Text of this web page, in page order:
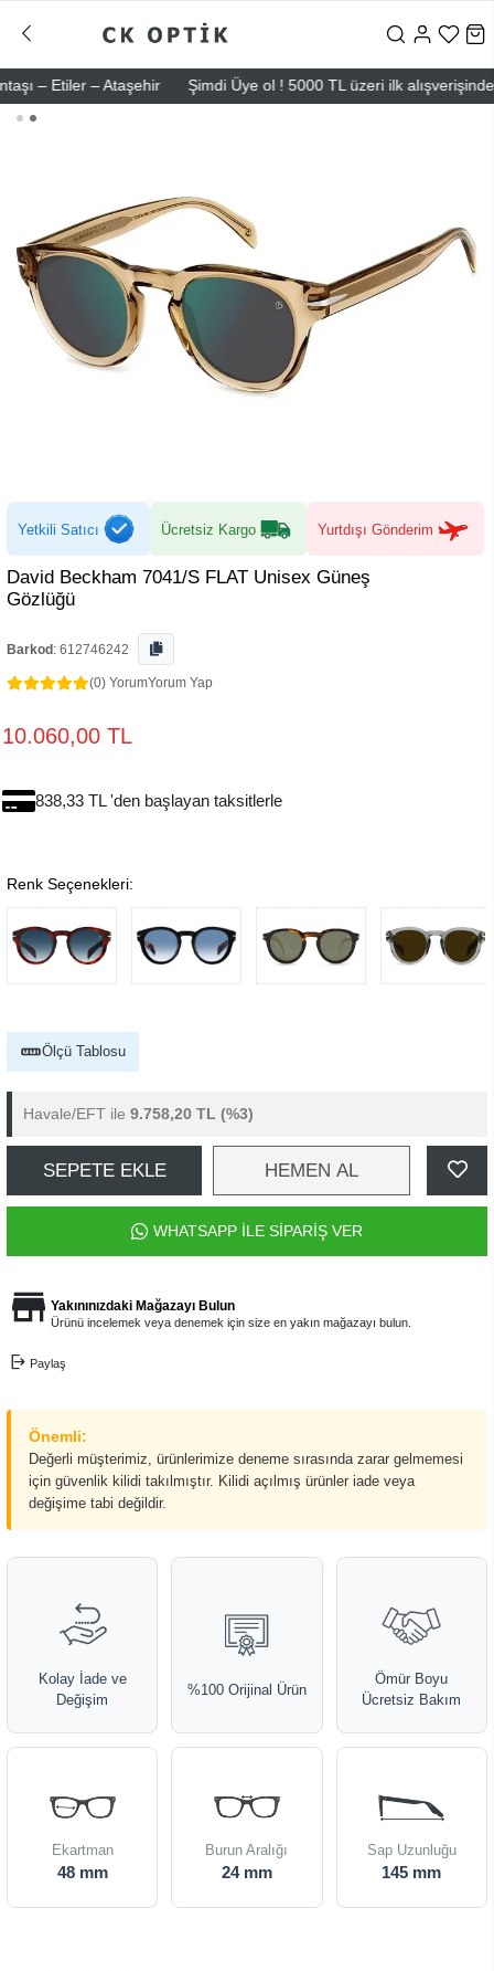
– Etiler – Ataşehir Şimdi Üye ol ! 5000 TL üzeri ilk alışverişinde
Yetkili Satıcı Ücretsiz Kargo Yurtdışı Gönderim
David Beckham 7041/S FLAT Unisex Güneş
Gözlüğü
Barkod : 612746242
(0) YorumYorum Yap
10.060,00 TL
838,33 TL 'den başlayan taksitlerle
Renk Seçenekleri:
Ölçü Tablosu
Havale/EFT ile 9.758,20 TL (%3)
SEPETE EKLE HEMEN AL
WHATSAPP İLE SİPARİŞ VER
Yakınınızdaki Mağazayı Bulun
Ürünü incelemek veya denemek için size en yakın mağazayı bulun.
Paylaş
Önemli:
Değerli müşterimiz, ürünlerimize deneme sırasında zarar gelmemesi
için güvenlik kilidi takılmıştır. Kilidi açılmış ürünler iade veya
değişime tabi değildir.
Kolay İade ve
Değişim
%100 Orijinal Ürün
Ömür Boyu
Ücretsiz Bakım
Ekartman
48 mm
Burun Aralığı
24 mm
Sap Uzunluğu
145 mm